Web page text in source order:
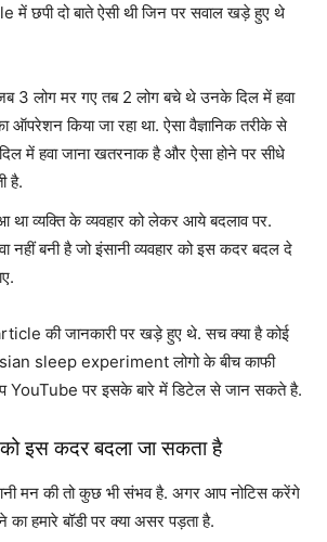
में छपी दो बाते ऐसी थी जिन पर सवाल खड़े हुए थे
3 लोग मर गए तब 2 लोग बचे थे उनके दिल में हवा
किया जा रहा था. ऐसा वैज्ञानिक तरीके से
में हवा जाना खतरनाक है और ऐसा होने पर सीधे
है.
था व्यक्ति के व्यवहार को लेकर आये बदलाव पर.
नहीं बनी है जो इंसानी व्यवहार को इस कदर बदल दे
की जानकारी पर खड़े हुए थे. सच क्या है कोई
sleep experiment लोगो के बीच काफी
पर इसके बारे में डिटेल से जान सकते है.
को इस कदर बदला जा सकता है
मन की तो कुछ भी संभव है. अगर आप नोटिस करेंगे
का हमारे बॉडी पर क्या असर पड़ता है.